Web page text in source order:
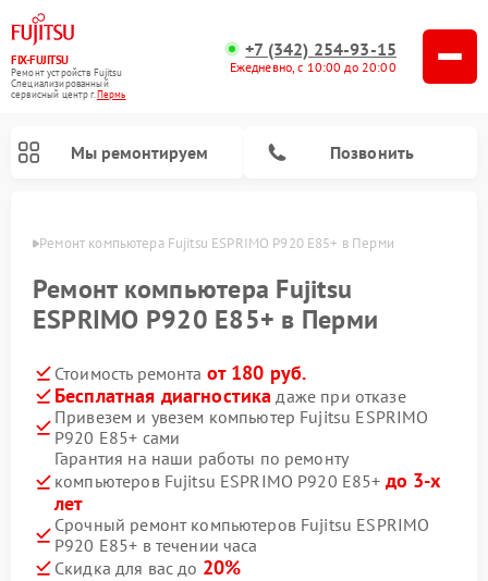
FIX-FUJITSU
Ремонт устройств Fujitsu
Специализированный
cервисный центр г.Пермь
+7 (342) 254-93-15
Ежедневно, с 10:00 до 20:00
Мы ремонтируем Позвонить
Ремонт компьютера Fujitsu ESPRIMO P920 E85+ в Перми
Ремонт компьютера Fujitsu
ESPRIMO P920 E85+ в Перми
Стоимость ремонта от 180 руб.
Бесплатная диагностика даже при отказе
Привезем и увезем компьютер Fujitsu ESPRIMO
P920 E85+ сами
Гарантия на наши работы по ремонту
компьютеров Fujitsu ESPRIMO P920 E85+ до 3-х
лет
Срочный ремонт компьютеров Fujitsu ESPRIMO
P920 E85+ в течении часа
Скидка для вас до 20%